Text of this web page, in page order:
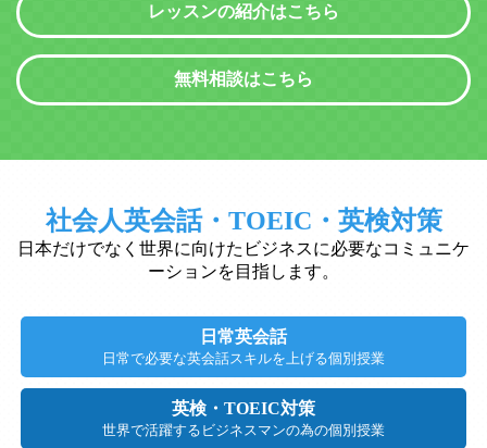
レッスンの紹介はこちら
無料相談はこちら
社会人英会話・TOEIC・英検対策
日本だけでなく世界に向けたビジネスに必要なコミュニケ
ーションを目指します。
日常英会話
日常で必要な英会話スキルを上げる個別授業
英検・TOEIC対策
世界で活躍するビジネスマンの為の個別授業